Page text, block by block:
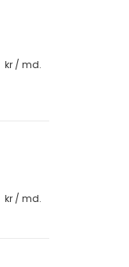
kr / md.
kr / md.